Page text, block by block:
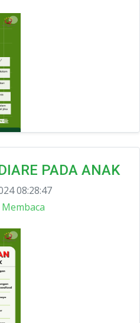
PADA ANAK
08:28:47